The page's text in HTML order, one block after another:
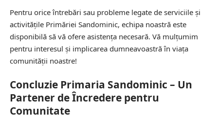
Pentru orice întrebări sau probleme legate de serviciile și
activitățile Primăriei Sandominic, echipa noastră este
disponibilă să vă ofere asistența necesară. Vă mulțumim
pentru interesul și implicarea dumneavoastră în viața
comunității noastre!
Concluzie Primaria Sandominic – Un
Partener de Încredere pentru
Comunitate